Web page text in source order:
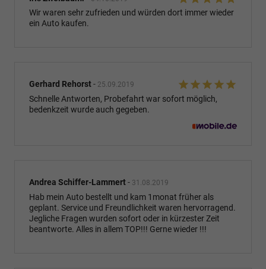
Wir waren sehr zufrieden und würden dort immer wieder
ein Auto kaufen.
Gerhard Rehorst- 25.09.2019
Schnelle Antworten, Probefahrt war sofort möglich,
bedenkzeit wurde auch gegeben.
Andrea Schiffer-Lammert- 31.08.2019
Hab mein Auto bestellt und kam 1monat früher als
geplant. Service und Freundlichkeit waren hervorragend.
Jegliche Fragen wurden sofort oder in kürzester Zeit
beantworte. Alles in allem TOP!!! Gerne wieder !!!